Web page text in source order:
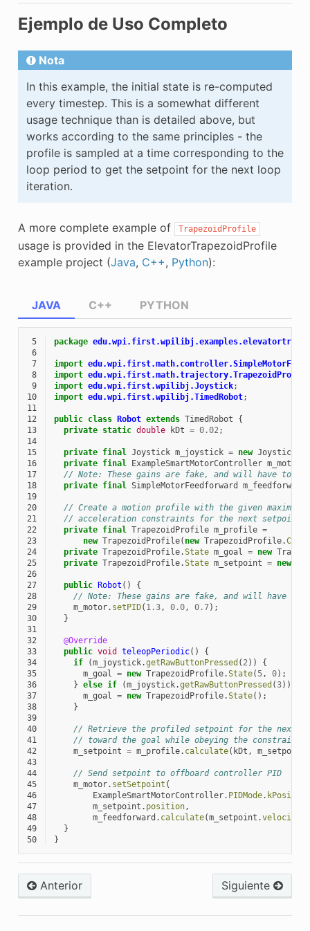
Ejemplo de Uso Completo
Nota
In this example, the initial state is re-computed
every timestep. This is a somewhat different
usage technique than is detailed above, but
works according to the same principles - the
profile is sampled at a time corresponding to the
loop period to get the setpoint for the next loop
iteration.
A more complete example of TrapezoidProfile
usage is provided in the ElevatorTrapezoidProfile
example project (Java, C++, Python):
JAVA
5 package
6
7
import
8
import edu.wpi.first.math.trajectory.TrapezoidProfile
9
import edu.wpi.first.wpilibj.Joystick;
10
import edu.wpi.first.wpilibj.TimedRobot;
11
12
public class Robot extends TimedRobot
{
13
private static double kDt = 0.02;
14
15
private final Joystick m_joystick = new Joystick
16
private final ExampleSmartMotorController m_motor
17
// Note: These gains are fake, and will have to
18
private final SimpleMotorFeedforward
m_feedforward
19
20
// Create a motion profile with the given maximum
21
// acceleration constraints for the next setpoint.
22
private final TrapezoidProfile m_profile =
23
new TrapezoidProfile( new TrapezoidProfile.
24
private TrapezoidProfile.State m_goal = new
25
private TrapezoidProfile.State m_setpoint = new
26
27
public Robot ()
{
28
// Note: These gains are fake, and will have to
29
m_motor. setPID( 1.3, 0.0, 0.7);
30
}
31
32
@Override
33
public void teleopPeriodic()
{
34
if (m_joystick.getRawButtonPressed ( 2))
{
35
m_goal = new TrapezoidProfile.State( 5, 0);
36
} else if (m_joystick.getRawButtonPressed (3))
37
m_goal = new TrapezoidProfile.State();
38
}
39
40
// Retrieve the profiled setpoint for the next
41
// toward the goal while obeying the constraints.
42
m_setpoint = m_profile. calculate( kDt , m_setpoint
43
44
// Send setpoint to offboard controller PID
45
m_motor. setSetpoint (
46
ExampleSmartMotorController. PIDMode. kPosition
47
m_setpoint . position,
48
m_feedforward . calculate(m_setpoint .velocity
49
}
50
}
C++ PYTHON
Anterior Siguiente